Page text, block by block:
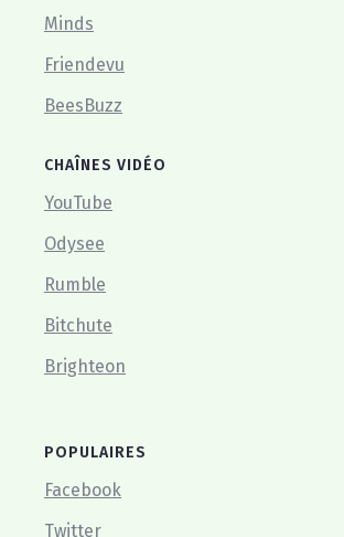
Minds
Friendevu
BeesBuzz
CHAÎNES VIDÉO
YouTube
Odysee
Rumble
Bitchute
Brighteon
POPULAIRES
Facebook
Twitter